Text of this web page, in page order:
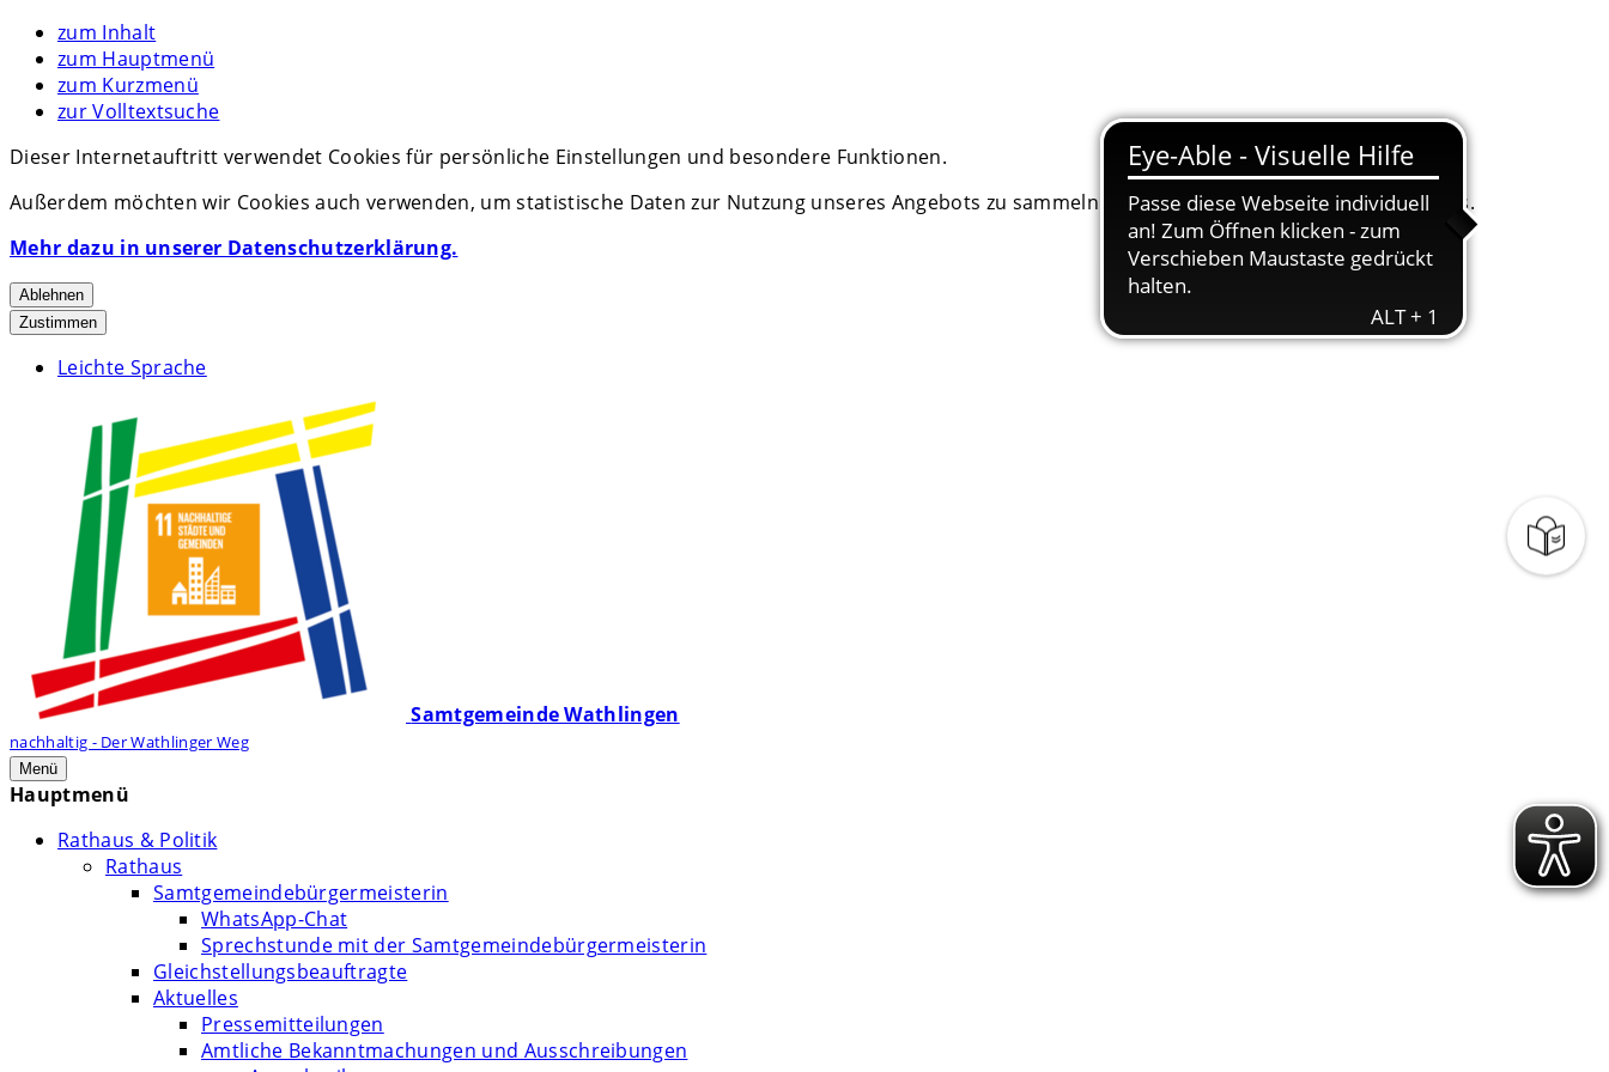
zum Inhalt
zum Hauptmenü
zum Kurzmenü
zur Volltextsuche
Dieser Internetauftritt verwendet Cookies für persönliche Einstellungen und besondere Funktionen.
Außerdem möchten wir Cookies auch verwenden, um statistische Daten zur Nutzung unseres Angebots zu sammeln. Dafür bitten wir um Ihr Einverständnis.
Mehr dazu in unserer Datenschutzerklärung.
Ablehnen
Zustimmen
Leichte Sprache
Samtgemeinde Wathlingen
nachhaltig - Der Wathlinger Weg
Menü
Hauptmenü
Rathaus & Politik
Rathaus
Samtgemeindebürgermeisterin
WhatsApp-Chat
Sprechstunde mit der Samtgemeindebürgermeisterin
Gleichstellungsbeauftragte
Aktuelles
Pressemitteilungen
Amtliche Bekanntmachungen und Ausschreibungen